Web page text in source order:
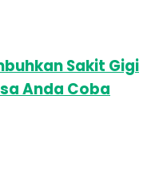
Sakit Gigi
Anda Coba